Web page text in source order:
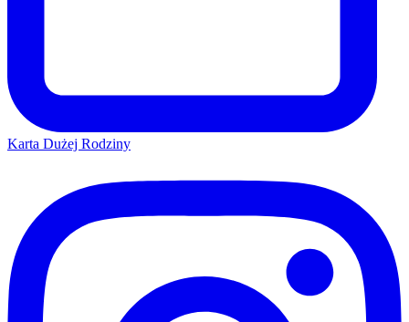
Karta Dużej Rodziny